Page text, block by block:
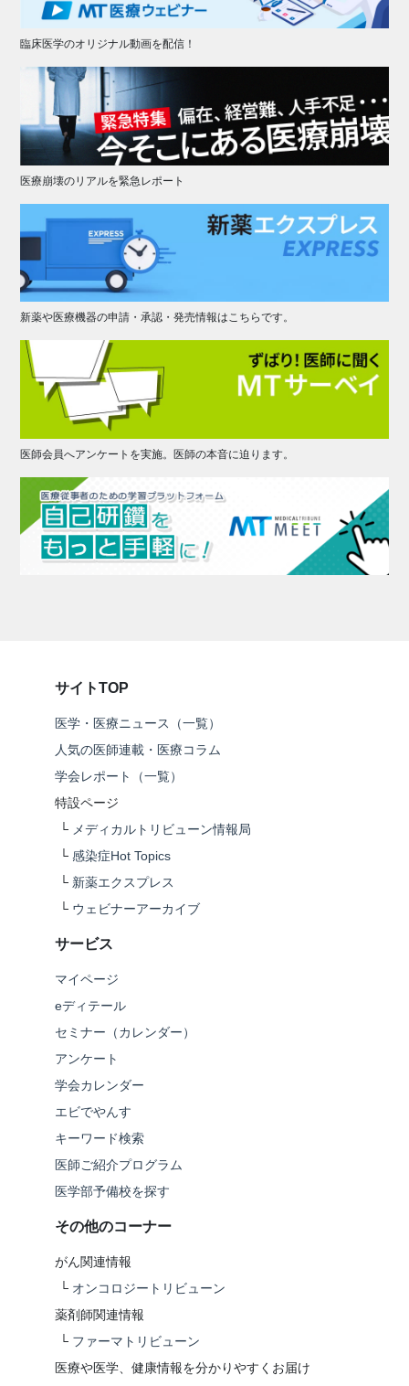
臨床医学のオリジナル動画を配信！
医療崩壊のリアルを緊急レポート
新薬や医療機器の申請・承認・発売情報はこちらです。
医師会員へアンケートを実施。医師の本音に迫ります。
サイトTOP
医学・医療ニュース（一覧）
人気の医師連載・医療コラム
学会レポート（一覧）
特設ページ
└ メディカルトリビューン情報局
└ 感染症Hot Topics
└ 新薬エクスプレス
└ ウェビナーアーカイブ
サービス
マイページ
eディテール
セミナー（カレンダー）
アンケート
学会カレンダー
エビでやんす
キーワード検索
医師ご紹介プログラム
医学部予備校を探す
その他のコーナー
がん関連情報
└ オンコロジートリビューン
薬剤師関連情報
└ ファーマトリビューン
医療や医学、健康情報を分かりやすくお届け